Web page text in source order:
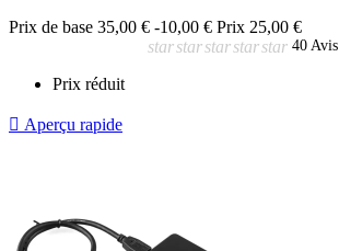
Prix de base 35,00 € -10,00 € Prix 25,00 €
starstarstarstarstar 40 Avis
Prix réduit
 Aperçu rapide